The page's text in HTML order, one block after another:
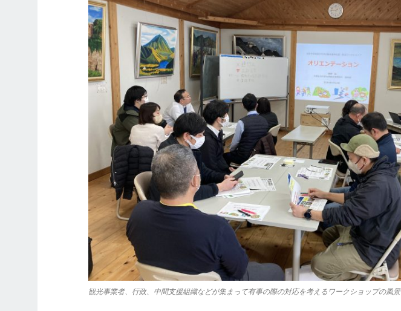
観光事業者、行政、中間支援組織などが集まって有事の際の対応を考えるワークショップの風景